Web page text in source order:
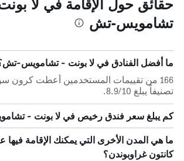
تشامويس-تش
ما أفضل الفنادق في لا بونت - تشامويس-
166 من تقييمات المستخدمين أعطت كرون
تصنيفاً يبلغ 8.9/10.
كم يبلغ سعر فندق رخيص في لا بونت -
ما هي المدن الأخرى التي يمكنك الإقامة فيها
كانتون غراوبوندن؟